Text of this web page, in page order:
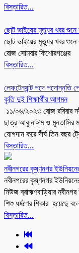
বিস্তারিত...
ছোট ভাইয়ের মৃত্যুর খবর শুনে
ছোট ভাইয়ের মৃত্যুর খবর
রোজ সোমবার কিশোরগঞ্জের
বিস্তারিত...
লেফটেন্যান্ট পদে পদোন্নতি
কৃতি দুই শিক্ষার্থীর আগমন
১১/০৬/২০২৩ রোজ রবিবার
ছাত্র আবু নাঈম ও মুনতাসির
যোগদান করে দীর্ঘ তিন বছর
বিস্তারিত...
নবীনগরের কৃষ্ণনগর ইউনিয়নের
নবীনগরের কৃষ্ণনগর
নিউজ ব্রাহ্মণবাড়িয়ার
শিশু ধর্ষণের শিকার হয়েছে
বিস্তারিত...